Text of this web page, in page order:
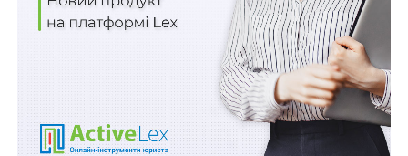
Житомирській області за оперативного супроводу
УСБ України в Житомирській області.
Примітка: відповідно до ст. 62 Конституції України
особа вважається невинуватою у вчиненні злочину і
не може бути піддана кримінальному покаранню,
доки її вину не буде доведено в законному порядку і